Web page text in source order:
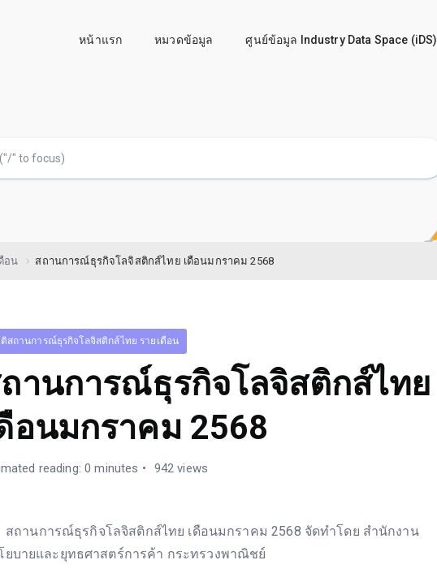
หน้าแรก หมวดข้อมูล ศูนย์ข้อมูล Industry Data Space (iDS)
อน สถานการณ์ธุรกิจโลจิสติกส์ไทย เดือนมกราคม 2568
สถานการณ์ธุรกิจโลจิสติกส์ไทย รายเดือน
านการณ์ธุรกิจโลจิสติกส์ไทย
อนมกราคม 2568
reading: 0 minutes 942 views
ถานการณ์ธุรกิจโลจิสติกส์ไทย เดือนมกราคม 2568 จัดทำโดย สำนักงาน
ยบายและยุทธศาสตร์การค้า กระทรวงพาณิชย์